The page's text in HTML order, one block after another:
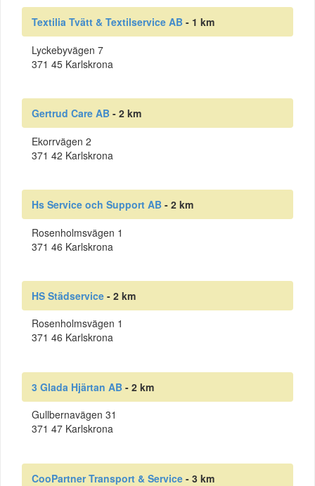
Textilia Tvätt & Textilservice AB - 1 km
Lyckebyvägen 7
371 45 Karlskrona
Gertrud Care AB - 2 km
Ekorrvägen 2
371 42 Karlskrona
Hs Service och Support AB - 2 km
Rosenholmsvägen 1
371 46 Karlskrona
HS Städservice - 2 km
Rosenholmsvägen 1
371 46 Karlskrona
3 Glada Hjärtan AB - 2 km
Gullbernavägen 31
371 47 Karlskrona
CooPartner Transport & Service - 3 km